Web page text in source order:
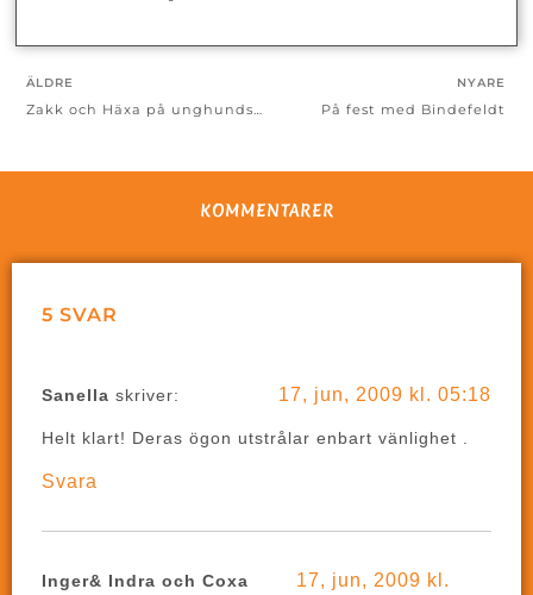
ÄLDRE
Zakk och Häxa på unghundsderby i Västerås
NYARE
På fest med Bindefeldt
KOMMENTARER
5 SVAR
Sanella skriver: 17, jun, 2009 kl. 05:18
Helt klart! Deras ögon utstrålar enbart vänlighet .
Svara
Inger& Indra och Coxa
17, jun, 2009 kl.